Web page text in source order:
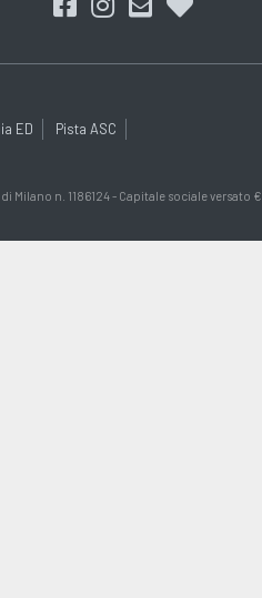
ED
Pista ASC
Milano n. 1186124 - Capitale sociale versato €